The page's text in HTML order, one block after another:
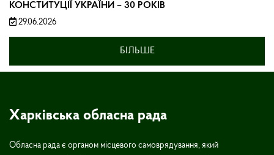
КОНСТИТУЦІЇ УКРАЇНИ – 30 РОКІВ
29.06.2026
БІЛЬШЕ
Харківська обласна рада
Обласна рада є органом місцевого самоврядування, який